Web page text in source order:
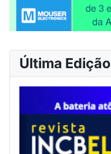
Última Edição